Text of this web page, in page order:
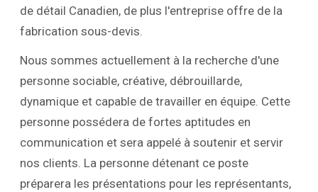
de détail Canadien, de plus l'entreprise offre de la
fabrication sous-devis.
Nous sommes actuellement à la recherche d'une
personne sociable, créative, débrouillarde,
dynamique et capable de travailler en équipe. Cette
personne possédera de fortes aptitudes en
communication et sera appelé à soutenir et servir
nos clients. La personne détenant ce poste
préparera les présentations pour les représentants,